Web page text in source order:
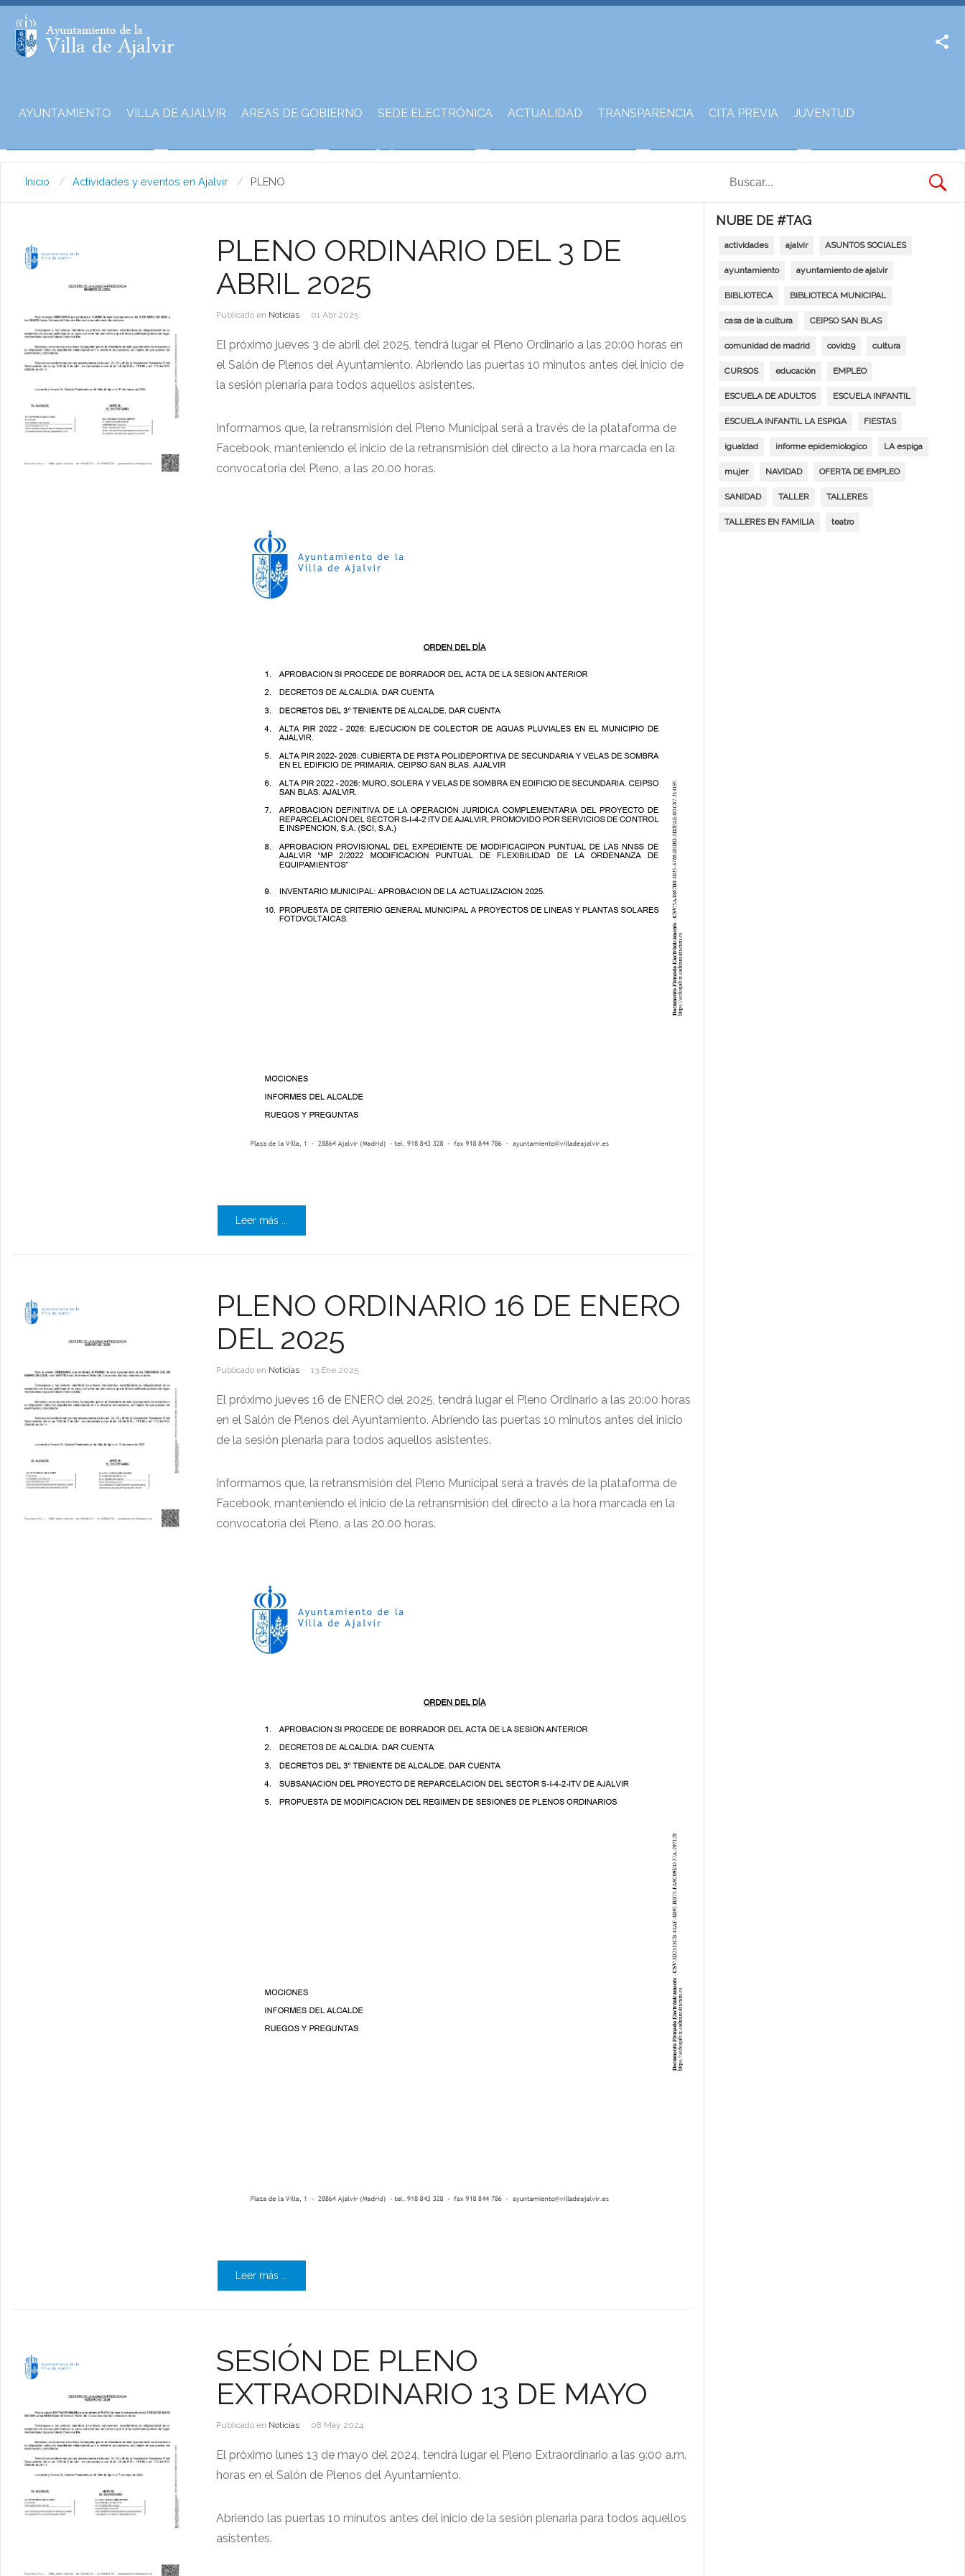
AYUNTAMIENTO VILLA DE AJALVIR AREAS DE GOBIERNO SEDE ELECTRÓNICA ACTUALIDAD TRANSPARENCIA CITA PREVIA JUVENTUD
Inicio Actividades y eventos en Ajalvir PLENO
PLENO ORDINARIO DEL 3 DE
ABRIL 2025
Publicado en Noticias 01 Abr 2025
El próximo jueves 3 de abril del 2025, tendrá lugar el Pleno Ordinario a las 20:00 horas en
el Salón de Plenos del Ayuntamiento. Abriendo las puertas 10 minutos antes del inicio de
la sesión plenaria para todos aquellos asistentes.
Informamos que, la retransmisión del Pleno Municipal será a través de la plataforma de
Facebook, manteniendo el inicio de la retransmisión del directo a la hora marcada en la
convocatoria del Pleno, a las 20.00 horas.
Leer más ...
PLENO ORDINARIO 16 DE ENERO
DEL 2025
Publicado en Noticias 13 Ene 2025
El próximo jueves 16 de ENERO del 2025, tendrá lugar el Pleno Ordinario a las 20:00 horas
en el Salón de Plenos del Ayuntamiento. Abriendo las puertas 10 minutos antes del inicio
de la sesión plenaria para todos aquellos asistentes.
Informamos que, la retransmisión del Pleno Municipal será a través de la plataforma de
Facebook, manteniendo el inicio de la retransmisión del directo a la hora marcada en la
convocatoria del Pleno, a las 20.00 horas.
Leer más ...
SESIÓN DE PLENO
EXTRAORDINARIO 13 DE MAYO
Publicado en Noticias 08 May 2024
El próximo lunes 13 de mayo del 2024, tendrá lugar el Pleno Extraordinario a las 9:00 a.m.
horas en el Salón de Plenos del Ayuntamiento.
Abriendo las puertas 10 minutos antes del inicio de la sesión plenaria para todos aquellos
asistentes.
NUBE DE #TAG
actividades ajalvir ASUNTOS SOCIALES
ayuntamiento ayuntamiento de ajalvir
BIBLIOTECA BIBLIOTECA MUNICIPAL
casa de la cultura CEIPSO SAN BLAS
comunidad de madrid covid19 cultura
CURSOS educación EMPLEO
ESCUELA DE ADULTOS ESCUELA INFANTIL
ESCUELA INFANTIL LA ESPIGA FIESTAS
igualdad informe epidemiologico LA espiga
mujer NAVIDAD OFERTA DE EMPLEO
SANIDAD TALLER TALLERES
TALLERES EN FAMILIA teatro